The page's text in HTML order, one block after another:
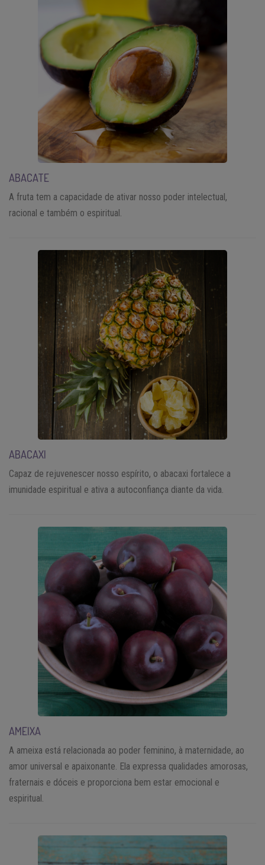
ABACATE
A fruta tem a capacidade de ativar nosso poder intelectual,
racional e também o espiritual.
ABACAXI
Capaz de rejuvenescer nosso espírito, o abacaxi fortalece a
imunidade espiritual e ativa a autoconfiança diante da vida.
AMEIXA
A ameixa está relacionada ao poder feminino, à maternidade, ao
amor universal e apaixonante. Ela expressa qualidades amorosas,
fraternais e dóceis e proporciona bem estar emocional e
espiritual.